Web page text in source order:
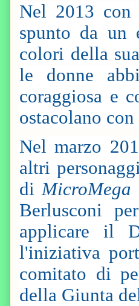
Nel 2013
spunto da un
colori della
le donne
coraggiosa e
ostacolano
Nel marzo
altri
diMicroMega
Berlusconi
applicare il
l'iniziativa
comitato di
della Giunta